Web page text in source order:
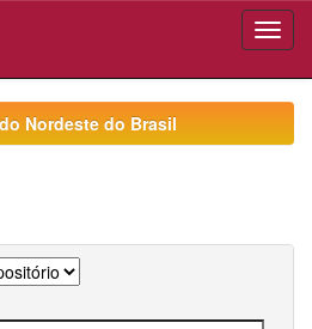
Nordeste do Brasil